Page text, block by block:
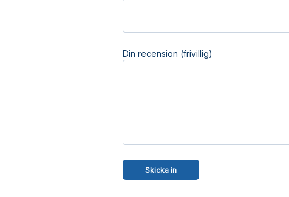
Din recension (frivillig)